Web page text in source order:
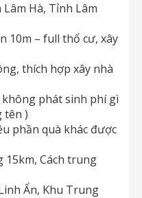
Lâm Hà, Tỉnh Lâm
10m – full thổ cư, xây
thích hợp xây nhà
không phát sinh phí gì
tên )
phần quà khác được
15km, Cách trung
Ẩn, Khu Trung